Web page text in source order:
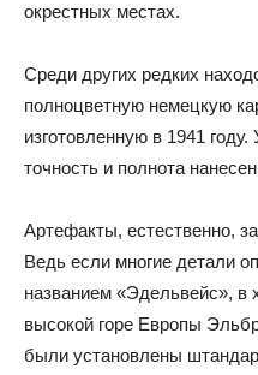
окрестных местах.
Среди других редких
полноцветную немецкую
изготовленную в 1941
точность и полнота
Артефакты, естественно,
Ведь если многие детали
названием «Эдельвейс», в
высокой горе Европы
были установлены